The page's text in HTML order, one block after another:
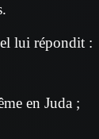
lui répondit :
en Juda ;